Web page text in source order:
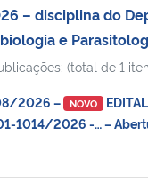
– disciplina do
e
(total de 1
2026 – NOVO
1014/2026 -… –